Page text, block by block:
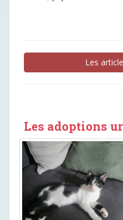
Les
Les adoptions